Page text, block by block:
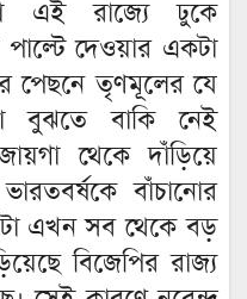
এই রাজ্যে ঢুকে
দেওয়ার একটা
পেছনে তৃণমূলের যে
বুঝতে বাকি নেই
থেকে দাঁড়িয়ে
বাঁচানোর
এখন সব থেকে বড়
বিজেপির রাজ্য